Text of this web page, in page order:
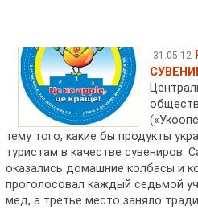
31.05.12
тему того, какие бы продукты
туристам в качестве сувениров.
оказались домашние колбасы и
проголосовал каждый седьмой
мед, а третье место заняло